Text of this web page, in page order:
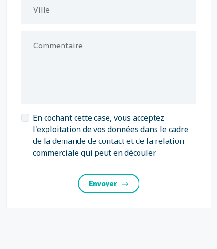
Ville
Commentaire
En cochant cette case, vous acceptez
l'exploitation de vos données dans le cadre
de la demande de contact et de la relation
commerciale qui peut en découler.
Envoyer